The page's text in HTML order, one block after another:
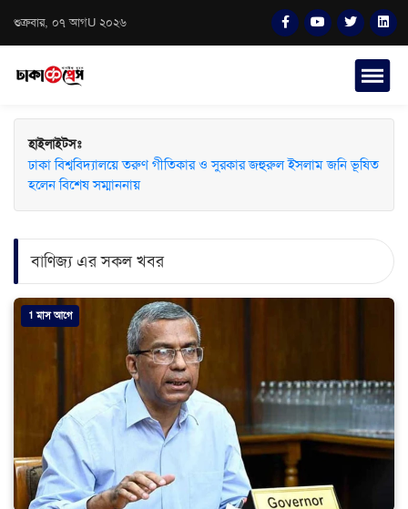
শুক্রবার, ০৭ আগU ২০২৬
হাইলাইটসঃ
ঢাকা বিশ্ববিদ্যালয়ে তরুণ গীতিকার ও সুরকার জহুরুল ইসলাম জনি ভূষিত
হলেন বিশেষ সম্মাননায়
বাণিজ্য এর সকল খবর
1 মাস আগে